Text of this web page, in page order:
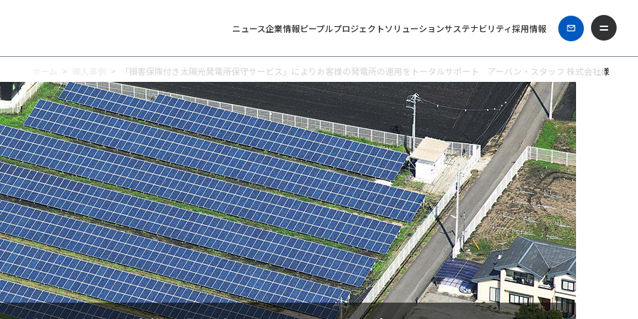
ニュース企業情報ピープルプロジェクトソリューションサステナビリティ採用情報
「損害保険付き太陽光発電所保守サービス」によりお客様の発電所の運用をトータルサポート アーバン・スタッフ 株式会社様